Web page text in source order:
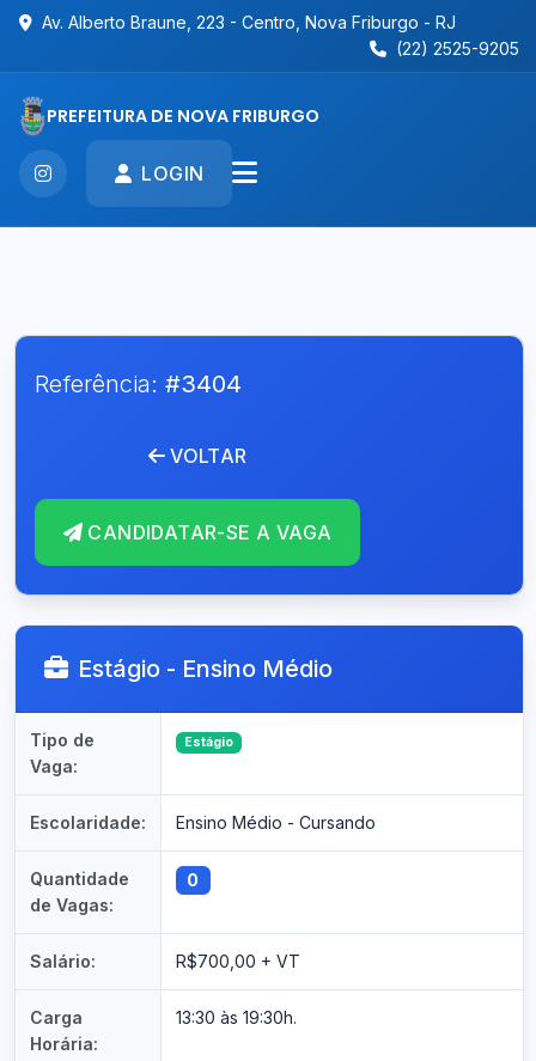
Av. Alberto Braune, 223 - Centro, Nova Friburgo - RJ
(22) 2525-9205
PREFEITURA DE NOVA FRIBURGO
LOGIN
Referência: #3404
VOLTAR
CANDIDATAR-SE A VAGA
Estágio - Ensino Médio
Tipo de
Vaga:
Estágio
Escolaridade: Ensino Médio - Cursando
Quantidade
de Vagas:
0
Salário: R$700,00 + VT
Carga
Horária:
13:30 às 19:30h.